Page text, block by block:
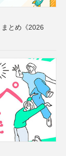
とめ《2026